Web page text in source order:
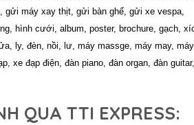
máy xay thịt, gửi bàn ghế, gửi xe vespa,
hình cưới, album, poster, brochure, gạch,
ly, đèn, nồi, lư, máy massge, máy may, máy
xe đạp điện, đàn piano, đàn organ, đàn
QUA TTI EXPRESS: